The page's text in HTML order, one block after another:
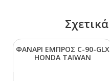
ΦΑΝΑΡΙ ΕΜΠΡΟΣ C-90-GLΧ
ΗΟΝDΑ ΤΑΙWΑΝ